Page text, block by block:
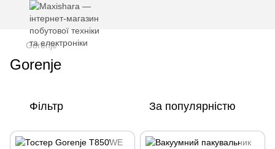
Gorenje
Gorenje
Фільтр За популярністю